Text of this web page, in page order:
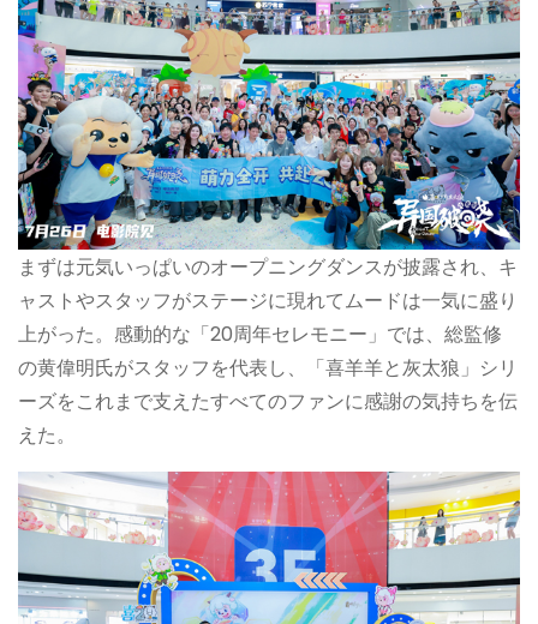
まずは元気いっぱいのオープニングダンスが披露され、キ
ャストやスタッフがステージに現れてムードは一気に盛り
上がった。感動的な「20周年セレモニー」では、総監修
の黄偉明氏がスタッフを代表し、「喜羊羊と灰太狼」シリ
ーズをこれまで支えたすべてのファンに感謝の気持ちを伝
えた。